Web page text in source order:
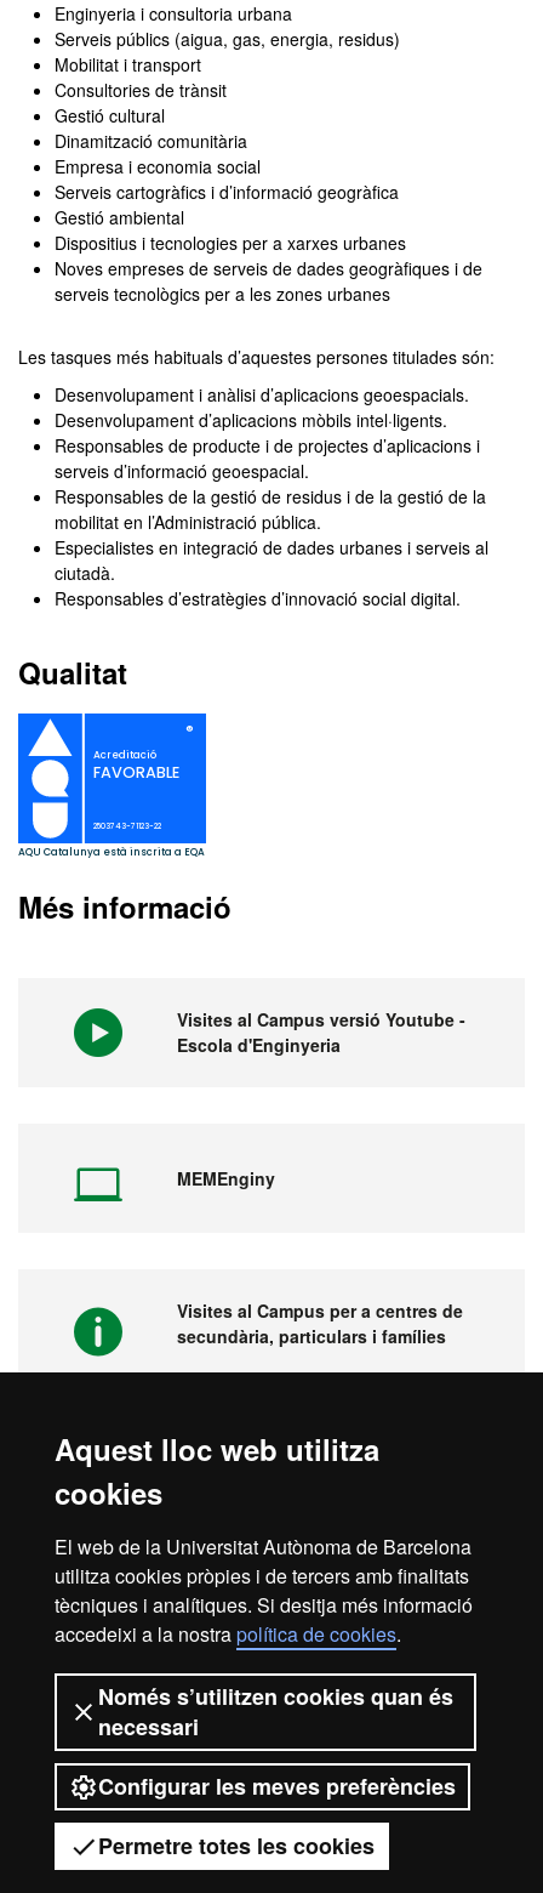
Aquest lloc web utilitza
cookies
El web de la Universitat Autònoma de Barcelona
utilitza cookies pròpies i de tercers amb finalitats
tècniques i analítiques. Si desitja més informació
accedeixi a la nostrapolítica de cookies.
Només s’utilitzen cookies quan és
necessari
Configurar les meves preferències
Permetre totes les cookies
Tens dubtes?
Enginyeria i consultoria urbana
Serveis públics (aigua, gas, energia, residus)
Mobilitat i transport
Consultories de trànsit
Gestió cultural
Dinamització comunitària
Empresa i economia social
Serveis cartogràfics i d’informació geogràfica
Gestió ambiental
Dispositius i tecnologies per a xarxes urbanes
Noves empreses de serveis de dades geogràfiques i de
serveis tecnològics per a les zones urbanes
Les tasques més habituals d’aquestes persones titulades són:
Desenvolupament i anàlisi d’aplicacions geoespacials.
Desenvolupament d’aplicacions mòbils intel·ligents.
Responsables de producte i de projectes d’aplicacions i
serveis d’informació geoespacial.
Responsables de la gestió de residus i de la gestió de la
mobilitat en l’Administració pública.
Especialistes en integració de dades urbanes i serveis al
ciutadà.
Responsables d’estratègies d’innovació social digital.
Qualitat
Més informació
Visites al Campus versió Youtube -
Escola d'Enginyeria
MEMEnginy
Visites al Campus per a centres de
secundària, particulars i famílies
Descarrega't les guies UAB: accés,
Visita la UAB
2026 Universitat Autònoma de
Barcelona